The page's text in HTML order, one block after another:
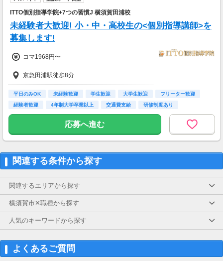
ITTO個別指導学院+7つの習慣J 横須賀田浦校
未経験者大歓迎! 小・中・高校生の<個別指導講師>を
募集します!
コマ1968円〜
京急田浦駅徒歩8分
平日のみOK 未経験歓迎 学生歓迎 大学生歓迎
フリーター歓迎
経験者歓迎
4年制大学卒業以上 交通費支給 研修制度あり
応募へ進む
関連する条件から探す
関連するエリアから探す
横須賀市✕職種から探す
人気のキーワードから探す
よくあるご質問